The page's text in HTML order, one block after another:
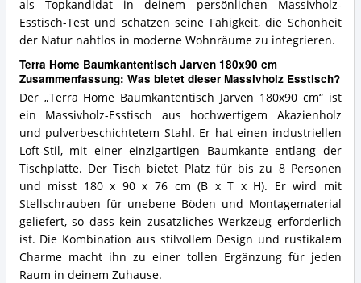
als Topkandidat in deinem persönlichen Massivholz-
Esstisch-Test und schätzen seine Fähigkeit, die Schönheit
der Natur nahtlos in moderne Wohnräume zu integrieren.
Terra Home Baumkantentisch Jarven 180x90 cm
Zusammenfassung: Was bietet dieser Massivholz Esstisch?
Der „Terra Home Baumkantentisch Jarven 180x90 cm“ ist
ein Massivholz-Esstisch aus hochwertigem Akazienholz
und pulverbeschichtetem Stahl. Er hat einen industriellen
Loft-Stil, mit einer einzigartigen Baumkante entlang der
Tischplatte. Der Tisch bietet Platz für bis zu 8 Personen
und misst 180 x 90 x 76 cm (B x T x H). Er wird mit
Stellschrauben für unebene Böden und Montagematerial
geliefert, so dass kein zusätzliches Werkzeug erforderlich
ist. Die Kombination aus stilvollem Design und rustikalem
Charme macht ihn zu einer tollen Ergänzung für jeden
Raum in deinem Zuhause.